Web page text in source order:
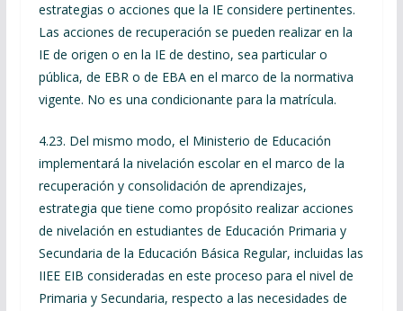
estrategias o acciones que la IE considere pertinentes.
Las acciones de recuperación se pueden realizar en la
IE de origen o en la IE de destino, sea particular o
pública, de EBR o de EBA en el marco de la normativa
vigente. No es una condicionante para la matrícula.
4.23. Del mismo modo, el Ministerio de Educación
implementará la nivelación escolar en el marco de la
recuperación y consolidación de aprendizajes,
estrategia que tiene como propósito realizar acciones
de nivelación en estudiantes de Educación Primaria y
Secundaria de la Educación Básica Regular, incluidas las
IIEE EIB consideradas en este proceso para el nivel de
Primaria y Secundaria, respecto a las necesidades de